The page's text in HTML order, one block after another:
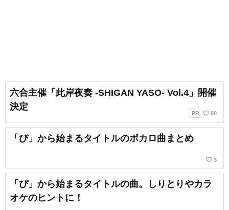
六合主催「此岸夜奏 -SHIGAN YASO- Vol.4」開催
決定
PR favorite_border 60
「び」から始まるタイトルのボカロ曲まとめ
favorite_border 3
「ぴ」から始まるタイトルの曲。しりとりやカラ
オケのヒントに！